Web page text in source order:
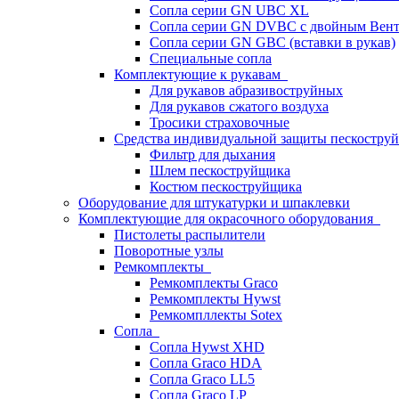
Сопла серии GN UBC XL
Сопла серии GN DVBC с двойным
Сопла серии GN GBC (вставки в рукав)
Специальные сопла
Комплектующие к рукавам
Для рукавов абразивоструйных
Для рукавов сжатого воздуха
Тросики страховочные
Средства индивидуальной защиты
Фильтр для дыхания
Шлем пескоструйщика
Костюм пескоструйщика
Оборудование для штукатурки и шпаклевки
Комплектующие для окрасочного оборудования
Пистолеты распылители
Поворотные узлы
Ремкомплекты
Ремкомплекты Graco
Ремкомплекты Hywst
Ремкомпллекты Sotex
Сопла
Сопла Hywst XHD
Сопла Graco HDA
Сопла Graco LL5
Сопла Graco LP